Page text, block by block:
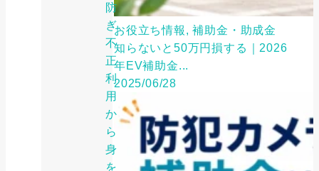
防
ぎ、
不
正
利
用
か
ら
身
を
お役立ち情報, 補助金・助成金
知らないと50万円損する｜2026
年EV補助金...
2025/06/28